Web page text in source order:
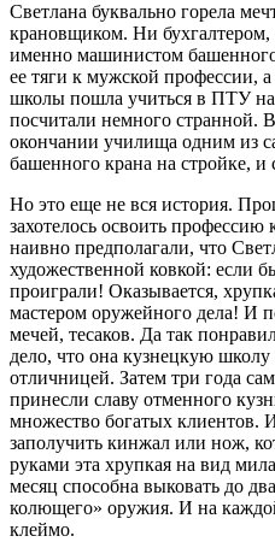
Светлана буквально горела
крановщиком. Ни бухгалтером,
именно машинистом
ее тяги к мужской профессии,
школы пошла учиться в ПТУ
посчитали немного странной. В
окончании училища одним из
башенного крана на стройке,
Но это еще не вся история.
захотелось освоить профессию
наивно предполагали, что
художественной ковкой: если
проиграли! Оказывается,
мастером оружейного дела! И
мечей, тесаков. Да так
дело, что она кузнецкую школу
отличницей. Затем три года
принесли славу отменного
множество богатых клиентов.
заполучить кинжал или нож,
руками эта хрупкая на вид
месяц способна выковать до
колющего» оружия. И на
клеймо.